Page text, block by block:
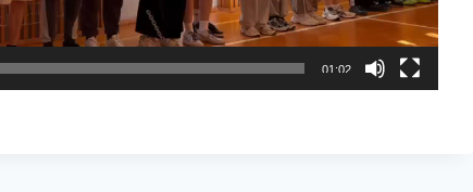
01:02